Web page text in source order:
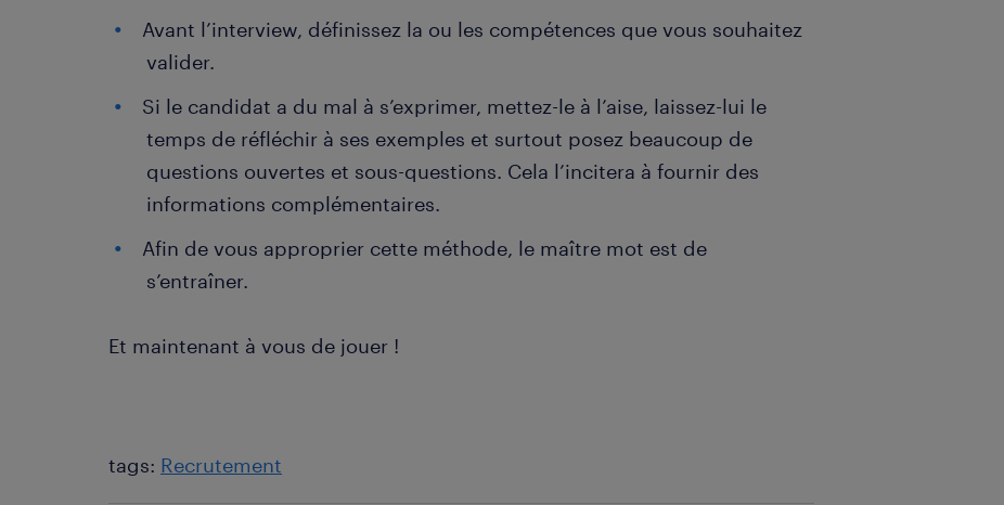
Avant l’interview, définissez la ou les compétences que vous souhaitez
valider.
Si le candidat a du mal à s’exprimer, mettez-le à l’aise, laissez-lui le
temps de réfléchir à ses exemples et surtout posez beaucoup de
questions ouvertes et sous-questions. Cela l’incitera à fournir des
informations complémentaires.
Afin de vous approprier cette méthode, le maître mot est de
s’entraîner.
Et maintenant à vous de jouer !
tags: Recrutement